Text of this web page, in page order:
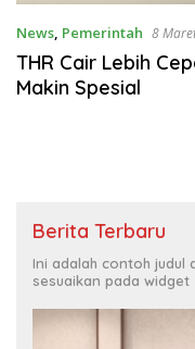
News Pemerintah 8
THR Cair Lebih
Makin Spesial
Berita Terbaru
Ini adalah contoh judul
sesuaikan pada widget